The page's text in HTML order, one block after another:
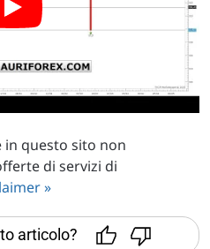
questo sito non
di servizi di
»
articolo?